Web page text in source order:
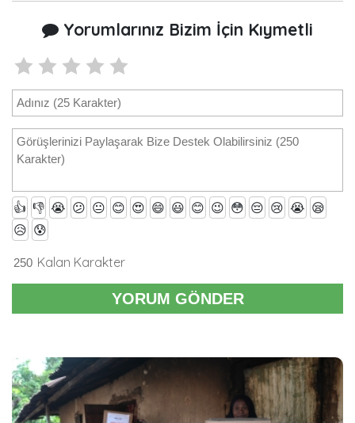
Yorumlarınız Bizim İçin Kıymetli
👍 👎 😭 😕 😐 😊 😍 😄 😃 😊 😉 😳 😔 😢 😭 😪
😥 😰
Kalan Karakter
YORUM GÖNDER